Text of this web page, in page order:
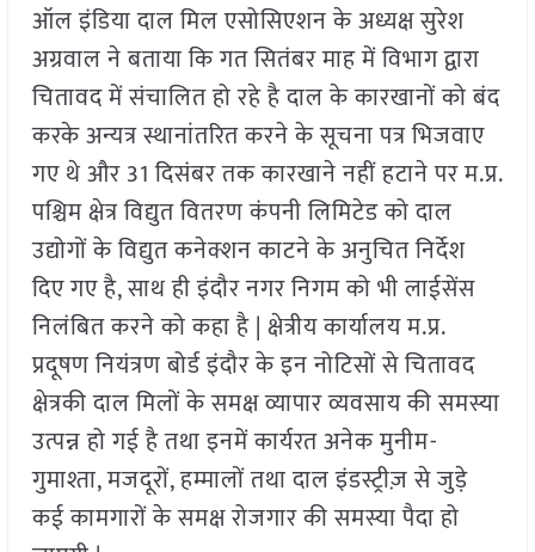
ऑल इंडिया दाल मिल एसोसिएशन के अध्यक्ष सुरेश
अग्रवाल ने बताया कि गत सितंबर माह में विभाग द्वारा
चितावद में संचालित हो रहे है दाल के कारखानों को बंद
करके अन्यत्र स्थानांतरित करने के सूचना पत्र भिजवाए
गए थे और 31 दिसंबर तक कारखाने नहीं हटाने पर म.प्र.
पश्चिम क्षेत्र विद्युत वितरण कंपनी लिमिटेड को दाल
उद्योगों के विद्युत कनेक्शन काटने के अनुचित निर्देश
दिए गए है, साथ ही इंदौर नगर निगम को भी लाईसेंस
निलंबित करने को कहा है | क्षेत्रीय कार्यालय म.प्र.
प्रदूषण नियंत्रण बोर्ड इंदौर के इन नोटिसों से चितावद
क्षेत्रकी दाल मिलों के समक्ष व्यापार व्यवसाय की समस्या
उत्पन्न हो गई है तथा इनमें कार्यरत अनेक मुनीम-
गुमाश्ता, मजदूरों, हम्मालों तथा दाल इंडस्ट्रीज़ से जुड़े
कई कामगारों के समक्ष रोजगार की समस्या पैदा हो